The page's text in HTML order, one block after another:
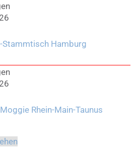
Hamburg
Rhein-Main-Taunus